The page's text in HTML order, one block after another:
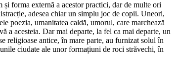
forma externă a acestor practici, dar de multe ori
adesea chiar un simplu joc de copii. Uneori,
poezia, umanitatea caldă, umorul, care marchează
a acesteia. Dar mai departe, la fel ca mai departe, un
religioase antice, în mare parte, au furnizat solul în
ciudate ale unor formațiuni de roci străvechi, în